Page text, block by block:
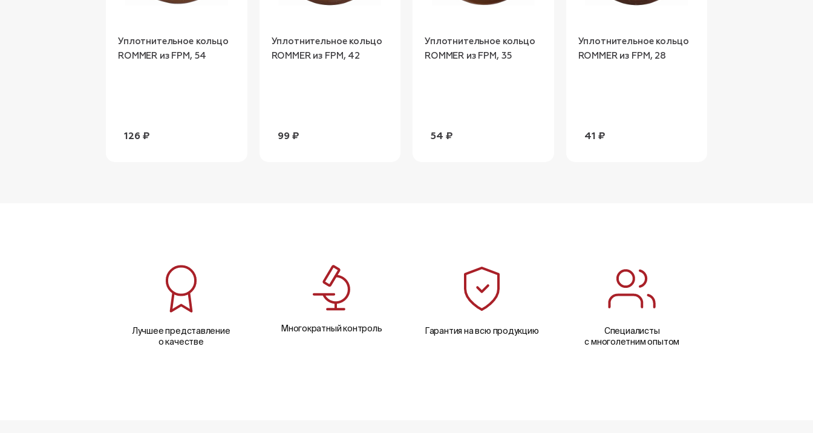
Уплотнительное кольцо
ROMMER из FPM, 54
126 ₽
Уплотнительное кольцо
ROMMER из FPM, 42
99 ₽
Уплотнительное кольцо
ROMMER из FPM, 35
54 ₽
Уплотнительное кольцо
ROMMER из FPM, 28
41 ₽
Лучшее представление
о качестве
Многократный контроль Гарантия на всю продукцию
Специалисты
с многолетним опытом